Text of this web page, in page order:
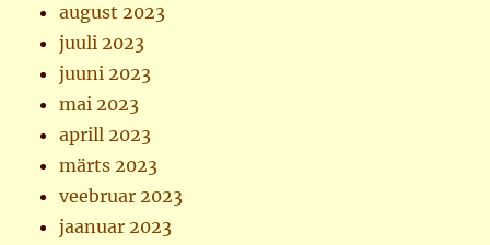
august 2023
juuli 2023
juuni 2023
mai 2023
aprill 2023
märts 2023
veebruar 2023
jaanuar 2023